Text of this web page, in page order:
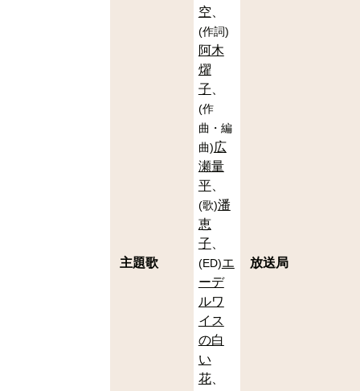
主題歌
空
(作詞 )
阿木
燿
子
(作
曲・編
曲) 広
瀬量
平
(歌)潘
恵
子
(ED)エ
ーデ
ルワ
イス
の白
い
花
放送局